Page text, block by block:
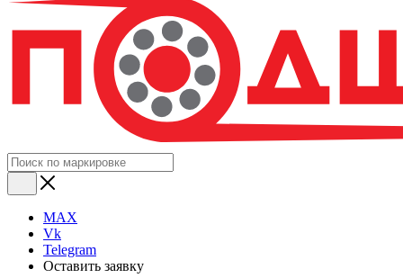
MAX
Vk
Telegram
Оставить заявку